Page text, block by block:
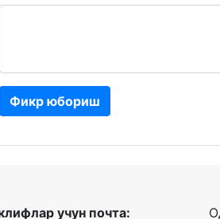
Фикр юбориш
учун почта: